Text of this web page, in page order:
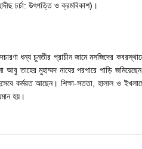
চর্চা: উৎপত্তি ও ক্রমবিকাশ)।
ধন্য চুনতীর প্রাচীন জামে মসজিদের
আবু তাহের মুহাম্মদ নাযের পরপারে পাড়ি
কর্মরত আছেন। শিক্ষা-সততা, হালাল ও
হয়।